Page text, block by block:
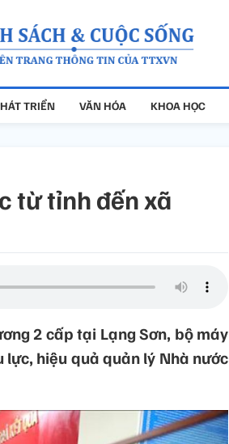
TRIỂN VĂN HÓA KHOA HỌC
từ tỉnh đến xã
2 cấp tại Lạng Sơn, bộ máy
hiệu quả quản lý Nhà nước